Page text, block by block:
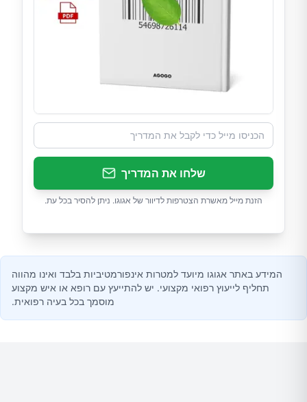
שלחו את המדריך
הזנת מייל מאשרת הצטרפות לדיוור של אגוגו. ניתן להסיר בכל עת.
המידע באתר אגוגו מיועד למטרות אינפורמטיביות בלבד ואינו מהווה
תחליף לייעוץ רפואי מקצועי. יש להתייעץ עם רופא או איש מקצוע
מוסמך בכל בעיה רפואית.